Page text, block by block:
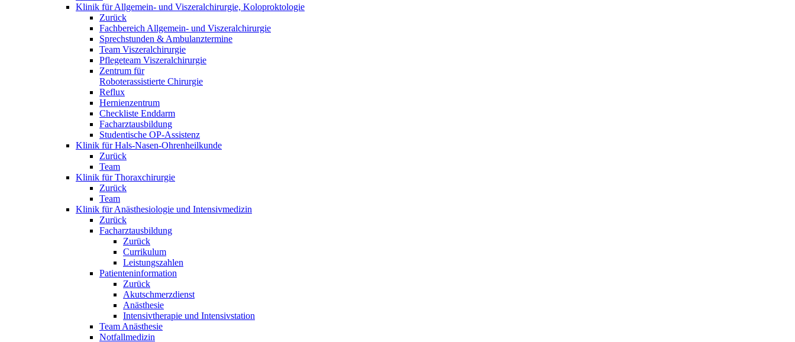
Klinik für Allgemein- und Viszeralchirurgie, Koloproktologie
Zurück
Fachbereich Allgemein- und Viszeralchirurgie
Sprechstunden & Ambulanztermine
Team Viszeralchirurgie
Pflegeteam Viszeralchirurgie
Zentrum für
Roboterassistierte Chirurgie
Reflux
Hernienzentrum
Checkliste Enddarm
Facharztausbildung
Studentische OP-Assistenz
Klinik für Hals-Nasen-Ohrenheilkunde
Zurück
Team
Klinik für Thoraxchirurgie
Zurück
Team
Klinik für Anästhesiologie und Intensivmedizin
Zurück
Facharztausbildung
Zurück
Currikulum
Leistungszahlen
Patienteninformation
Zurück
Akutschmerzdienst
Anästhesie
Intensivtherapie und Intensivstation
Team Anästhesie
Notfallmedizin